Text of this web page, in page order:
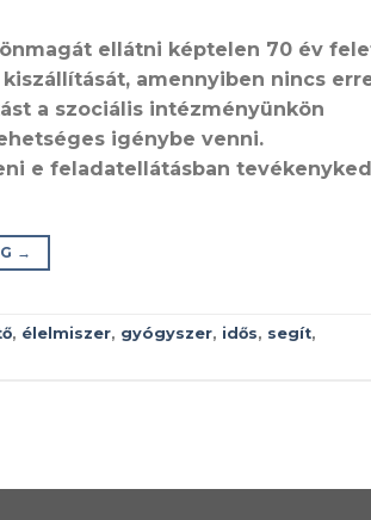
ellátni képtelen 70 év
amennyiben nincs
a szociális intézményünkön
igénybe venni.
e feladatellátásban
→
, élelmiszer, gyógyszer, idős, segít,